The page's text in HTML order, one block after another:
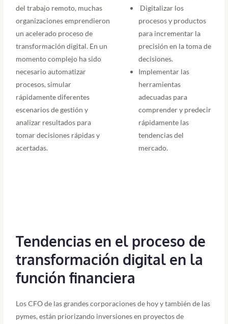
del trabajo remoto, muchas
organizaciones emprendieron
un acelerado proceso de
transformación digital. En un
momento complejo ha sido
necesario automatizar
procesos, simular
rápidamente diferentes
escenarios de gestión y
analizar resultados para
tomar decisiones rápidas y
acertadas.
Digitalizar los
procesos y productos
para incrementar la
precisión en la toma de
decisiones.
Implementar las
herramientas
adecuadas para
comprender y predecir
rápidamente las
tendencias del
mercado.
Tendencias en el proceso de
transformación digital en la
función financiera
Los CFO de las grandes corporaciones de hoy y también de las
pymes, están priorizando inversiones en proyectos de